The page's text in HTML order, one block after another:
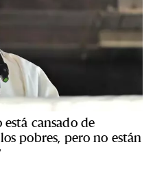
cansado de
pobres, pero no están